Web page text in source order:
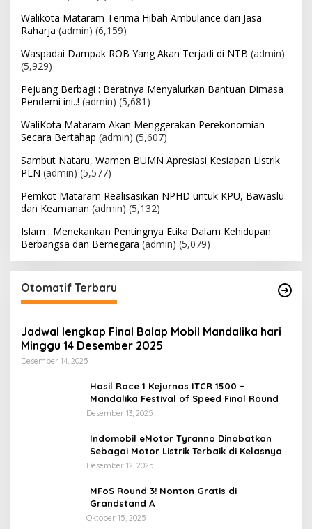
Walikota Mataram Terima Hibah Ambulance dari Jasa
Raharja (admin) (6,159)
Waspadai Dampak ROB Yang Akan Terjadi di NTB (admin)
(5,929)
Pejuang Berbagi : Beratnya Menyalurkan Bantuan Dimasa
Pendemi ini..! (admin) (5,681)
WaliKota Mataram Akan Menggerakan Perekonomian
Secara Bertahap (admin) (5,607)
Sambut Nataru, Wamen BUMN Apresiasi Kesiapan Listrik
PLN (admin) (5,577)
Pemkot Mataram Realisasikan NPHD untuk KPU, Bawaslu
dan Keamanan (admin) (5,132)
Islam : Menekankan Pentingnya Etika Dalam Kehidupan
Berbangsa dan Bernegara (admin) (5,079)
Otomatif Terbaru
Jadwal lengkap Final Balap Mobil Mandalika hari
Minggu 14 Desember 2025
Desember 14, 2025
Hasil Race 1 Kejurnas ITCR 1500 –
Mandalika Festival of Speed Final Round
Desember 13, 2025
Indomobil eMotor Tyranno Dinobatkan
Sebagai Motor Listrik Terbaik di Kelasnya
Desember 12, 2025
MFoS Round 3! Nonton Gratis di
Grandstand A
Oktober 15, 2025